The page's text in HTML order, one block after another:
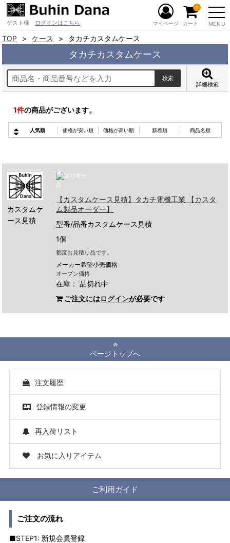
ゲスト様 ログインはこちら MENU
マイページ カート
0
TOP ケース タカチカスタムケース
タカチカスタムケース
詳細検索
1件の商品がございます。
人気順 価格が安い順 価格が高い順 新着順 商品名順
カスタムケ
ース見積
【カスタムケース見積】タカチ電機工業 【カスタ
ム製品オーダー】
型番/品番カスタムケース見積
1個
都度お見積り品です。
メーカー希望小売価格
オープン価格
在庫：品切れ中
ご注文にはログインが必要です
ページトップへ
注文履歴
登録情報の変更
再入荷リスト
お気に入りアイテム
ご利用ガイド
ご注文の流れ
■STEP1: 新規会員登録